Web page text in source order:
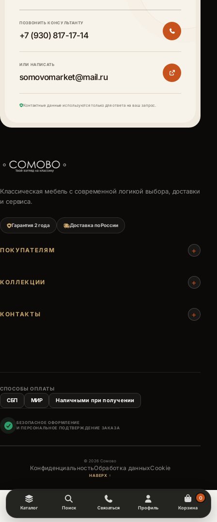
ПОЗВОНИТЬ КОНСУЛЬТАНТУ
+7 (930) 817-17-14
ИЛИ НАПИСАТЬ
somovomarket@mail.ru
Контактные данные используются только для ответа на ваш запрос.
Классическая мебель с современной логикой выбора, доставки
и сервиса.
Гарантия 2 года Доставка по России
ПОКУПАТЕЛЯМ +
КОЛЛЕКЦИИ +
КОНТАКТЫ +
СПОСОБЫ ОПЛАТЫ
СБП МИР Наличными при получении
БЕЗОПАСНОЕ ОФОРМЛЕНИЕ
И ПЕРСОНАЛЬНОЕ ПОДТВЕРЖДЕНИЕ ЗАКАЗА
© 2026 Сомово
КонфиденциальностьОбработка данныхCookie
НАВЕРХ ↑
Каталог Поиск Связаться Профиль Корзина
0